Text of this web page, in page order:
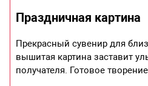
Праздничная картина
Прекрасный сувенир для
вышитая картина заставит
получателя. Готовое